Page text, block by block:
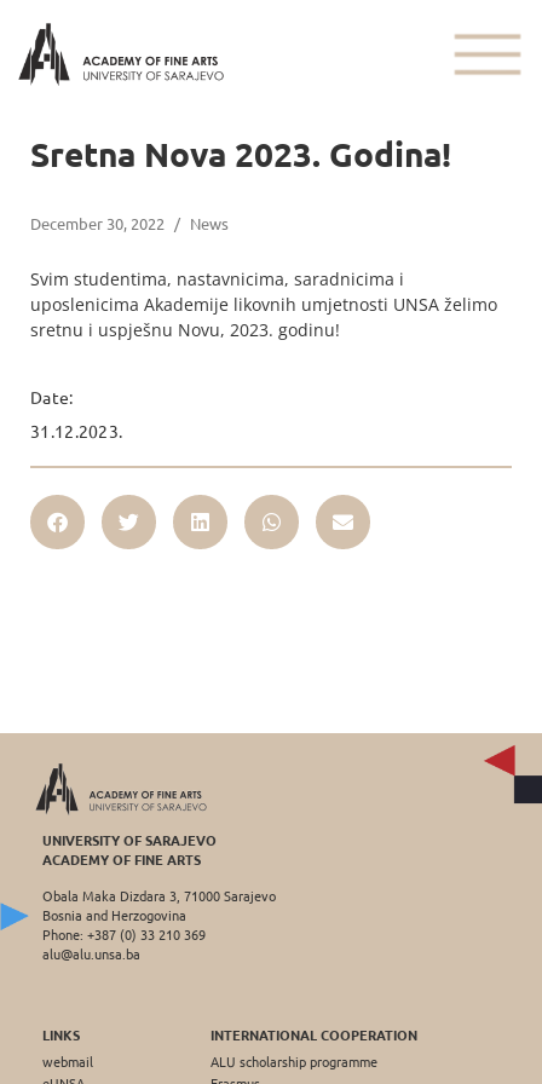
Sretna Nova 2023. Godina!
December 30, 2022 / News
Svim studentima, nastavnicima, saradnicima i
uposlenicima Akademije likovnih umjetnosti UNSA želimo
sretnu i uspješnu Novu, 2023. godinu!
Date:
31.12.2023.
UNIVERSITY OF SARAJEVO
ACADEMY OF FINE ARTS
Obala Maka Dizdara 3, 71000 Sarajevo
Bosnia and Herzogovina
Phone: +387 (0) 33 210 369
alu@alu.unsa.ba
LINKS
webmail
INTERNATIONAL COOPERATION
ALU scholarship programme